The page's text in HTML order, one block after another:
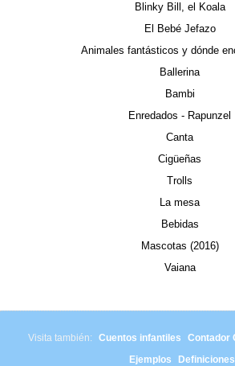
Blinky Bill, el Koala
El Bebé Jefazo
Animales fantásticos y dónde
Ballerina
Bambi
Enredados - Rapunzel
Canta
Cigüeñas
Trolls
La mesa
Bebidas
Mascotas (2016)
Vaiana
Visita también: Cuentos infantiles Contador
Ejemplos
Definiciones